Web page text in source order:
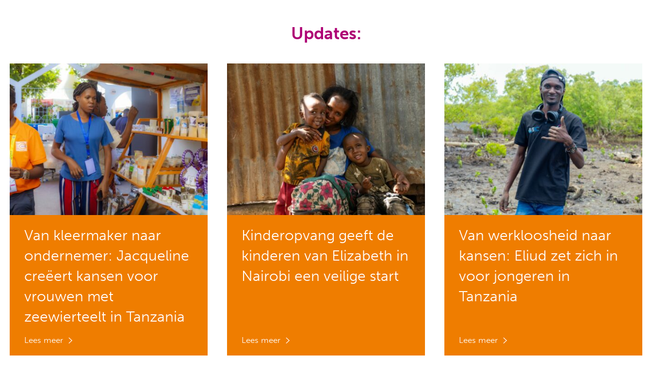
Updates:
Van kleermaker naar
ondernemer: Jacqueline
creëert kansen voor
vrouwen met
zeewierteelt in Tanzania
Lees meer
Kinderopvang geeft de
kinderen van Elizabeth in
Nairobi een veilige start
Lees meer
Van werkloosheid naar
kansen: Eliud zet zich in
voor jongeren in
Tanzania
Lees meer